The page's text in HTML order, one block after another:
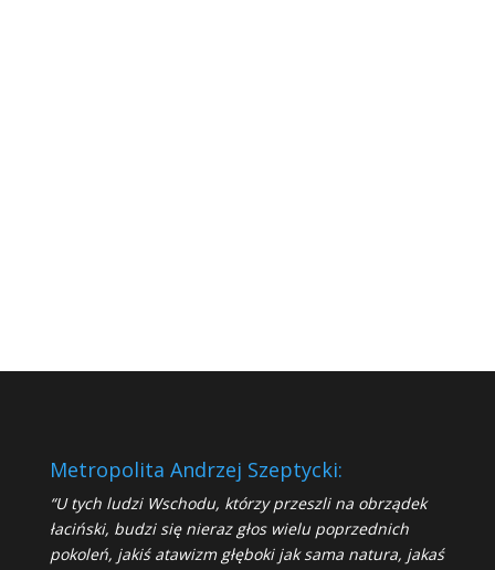
Metropolita Andrzej Szeptycki:
“U tych ludzi Wschodu, którzy przeszli na obrządek
łaciński, budzi się nieraz głos wielu poprzednich
pokoleń, jakiś atawizm głęboki jak sama natura, jakaś